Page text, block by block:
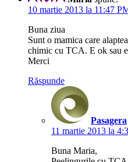
10 martie 2013 la 11:47
Buna ziua
Sunt o mamica care
chimic cu TCA. E ok sau
Merci
Răspunde
Pasagera
11 martie 2013 la
Buna Maria,